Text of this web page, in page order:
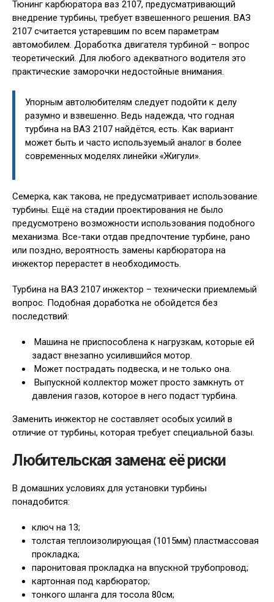
Тюнинг карбюратора ваз 2107, предусматривающий
внедрение турбины, требует взвешенного решения. ВАЗ
2107 считается устаревшим по всем параметрам
автомобилем. Доработка двигателя турбиной – вопрос
теоретический. Для любого адекватного водителя это
практические заморочки недостойные внимания.
Упорным автолюбителям следует подойти к делу
разумно и взвешенно. Ведь надежда, что годная
турбина на ВАЗ 2107 найдётся, есть. Как вариант
может быть и часто используемый аналог в более
современных моделях линейки «Жигули».
Семерка, как такова, не предусматривает использование
турбины. Ещё на стадии проектирования не было
предусмотрено возможности использования подобного
механизма. Все-таки отдав предпочтение турбине, рано
или поздно, вероятность замены карбюратора на
инжектор перерастет в необходимость.
Турбина на ВАЗ 2107 инжектор – технически приемлемый
вопрос. Подобная доработка не обойдется без
последствий:
Машина не приспособлена к нагрузкам, которые ей
задаст внезапно усилившийся мотор.
Может пострадать подвеска, и не только она.
Выпускной коллектор может просто замкнуть от
давления газов, которое в него подаст турбина.
Заменить инжектор не составляет особых усилий в
отличие от турбины, которая требует специальной базы.
Любительская замена: её риски
В домашних условиях для установки турбины
понадобится:
ключ на 13;
толстая теплоизолирующая (1015мм) пластмассовая
прокладка;
паронитовая прокладка на впускной трубопровод;
картонная под карбюратор;
тонкого шланга для тосола 80см;